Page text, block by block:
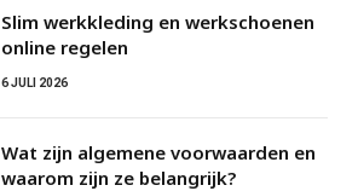
Slim werkkleding en werkschoenen
online regelen
6 JULI 2026
Wat zijn algemene voorwaarden en
waarom zijn ze belangrijk?